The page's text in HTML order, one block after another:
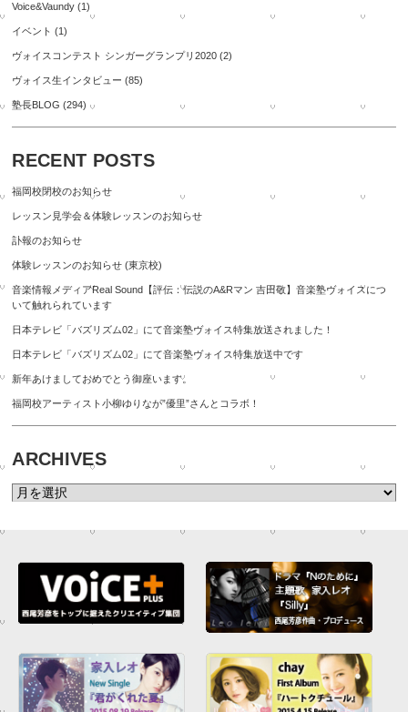
Voice&Vaundy (1)
イベント (1)
ヴォイスコンテスト シンガーグランプリ2020 (2)
ヴォイス生インタビュー (85)
塾長BLOG (294)
RECENT POSTS
福岡校閉校のお知らせ
レッスン見学会＆体験レッスンのお知らせ
訃報のお知らせ
体験レッスンのお知らせ (東京校)
音楽情報メディアReal Sound【評伝：伝説のA&Rマン 吉田敬】音楽塾ヴォイスにつ
いて触れられています
日本テレビ「バズリズム02」にて音楽塾ヴォイス特集放送されました！
日本テレビ「バズリズム02」にて音楽塾ヴォイス特集放送中です
新年あけましておめでとう御座います。
福岡校アーティスト小柳ゆりなが”優里”さんとコラボ！
ARCHIVES